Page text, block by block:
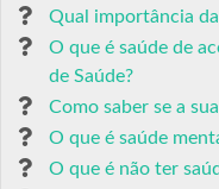
Qual importância
O que é saúde de
de Saúde?
Como saber se a
O que é saúde
O que é não ter